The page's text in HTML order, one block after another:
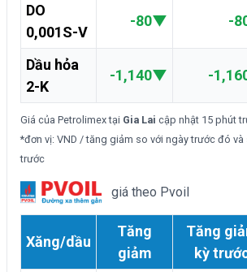
DO
0,001S-V
-80▼ -
Dầu hỏa
2-K
-1,140▼ -
Giá của Petrolimex tại Gia Lai cập nhật 15 phút
*đơn vị: VND / tăng giảm so với ngày trước đó và
trước
giá theo Pvoil
Xăng/dầu
Tăng
giảm
Tăng
kỳ